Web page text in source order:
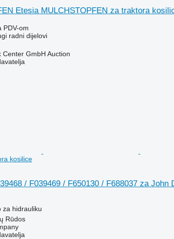
Etesia MULCHSTOPFEN za traktora
PDV-om
radni dijelovi
Center GmbH Auction
kosilice
/ F039469 / F650130 / F688037 za John
za hidrauliku
Rūdos